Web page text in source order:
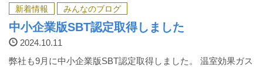
新着情報 みんなのブログ
中小企業版SBT認定取得しました
2024.10.11
弊社も9月に中小企業版SBT認定取得しました。 温室効果ガス